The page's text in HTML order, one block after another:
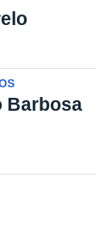
Barbosa